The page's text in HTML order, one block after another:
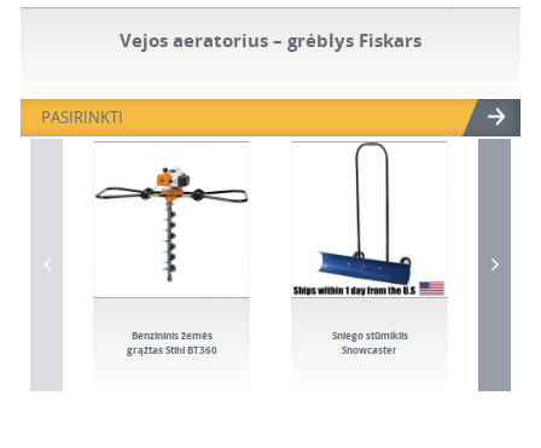
Vejos aeratorius – grėblys Fiskars
PASIRINKTI
Benzininis žemės
grąžtas Stihl BT360
Sniego stūmiklis
Snowcaster